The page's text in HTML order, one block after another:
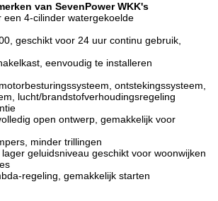
van SevenPower WKK's
een 4-cilinder watergekoelde
geschikt voor 24 uur continu gebruik,
eenvoudig te installeren
ontstekingssysteem,
lucht/brandstofverhoudingsregeling
open ontwerp, gemakkelijk voor
minder trillingen
geluidsniveau geschikt voor woonwijken
regeling, gemakkelijk starten